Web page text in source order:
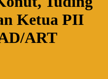
Ketua PII
ART